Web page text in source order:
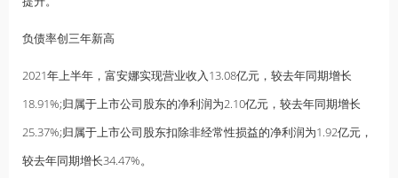
负债率创三年新高
2021年上半年，富安娜实现营业收入13.08亿元，较去年同期增长
18.91%;归属于上市公司股东的净利润为2.10亿元，较去年同期增长
25.37%;归属于上市公司股东扣除非经常性损益的净利润为1.92亿元，
较去年同期增长34.47%。